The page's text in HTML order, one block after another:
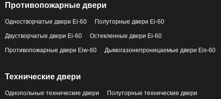
Противопожарные двери
Одностворчатые двери Ei-60 Полуторные двери Ei-60
Двустворчатые двери Ei-60 Остекленные двери Ei-60
Противопожарные двери Eiw-60 Дымогазонепроницаемые двери Eis-60
Технические двери
Однопольные технические двери Полуторные технические двери